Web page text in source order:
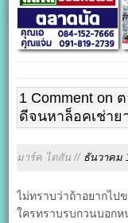
1 Comment on
ดีจนหาล็อคเช่าย
มาร์ค ไดสัน // ธันวาคม
ไม่ทราบว่าถ้าอยากไป
ใครทราบรบกวนบอกห